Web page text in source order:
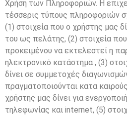
Χρήση των Πληροφοριών. Η
τέσσερις τύπους πληροφοριών
(1) στοιχεία που ο χρήστης μας
του ως πελάτης, (2) στοιχεία
προκειμένου να εκτελεστεί η
ηλεκτρονικό κατάστημα , (3)
δίνει σε συμμετοχές
πραγματοποιούνται κατα
χρήστης μας δίνει για
τηλεφωνίας και internet, (5)